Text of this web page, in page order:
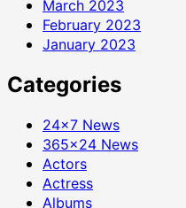
March 2023
February 2023
January 2023
Categories
24×7 News
365×24 News
Actors
Actress
Albums